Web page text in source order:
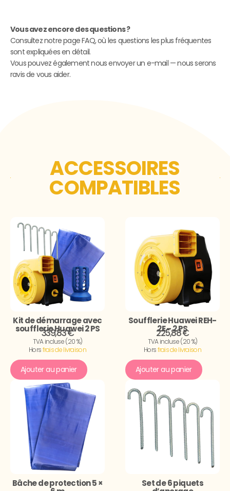
Vous avez encore des questions ?
Consultez notre page FAQ, où les questions les plus fréquentes
sont expliquées en détail.
Vous pouvez également nous envoyer un e-mail — nous serons
ravis de vous aider.
ACCESSOIRES
COMPATIBLES
Kit de démarrage avec
soufflerie Huawei 2 PS
339,83 €
TVA incluse (20 %)
Horsfrais de livraison
Ajouter au panier
Soufflerie Huawei REH-
2E – 2 PS
225,88 €
TVA incluse (20 %)
Horsfrais de livraison
Ajouter au panier
Bâche de protection 5 × Set de 6 piquets